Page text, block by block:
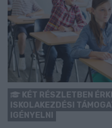
KÉT RÉSZLETBEN
ISKOLAKEZDÉSI
IGÉNYELNI